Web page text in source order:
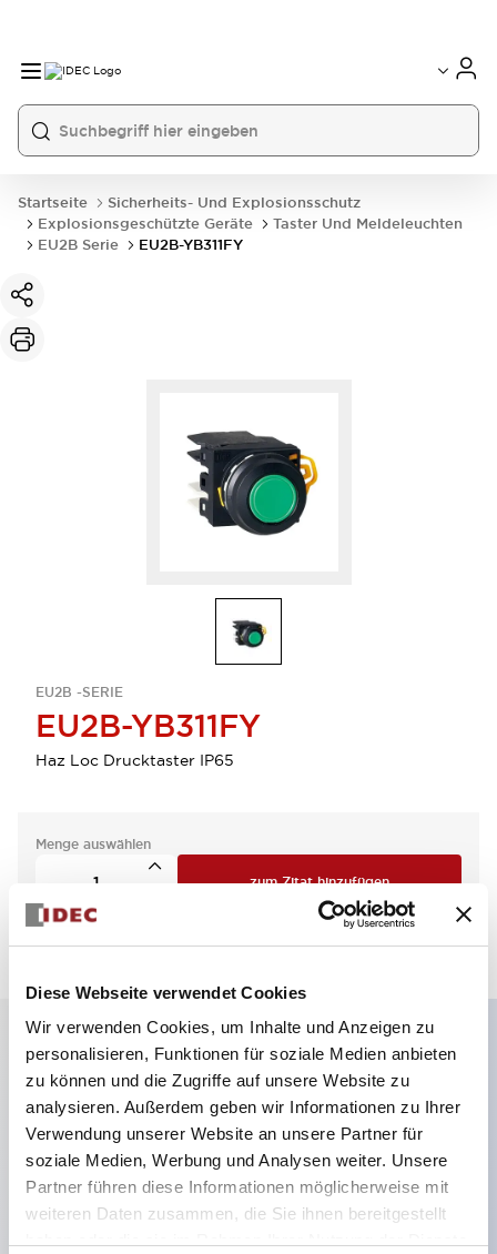
Diese Webseite verwendet Cookies
Wir verwenden Cookies, um Inhalte und Anzeigen zu
personalisieren, Funktionen für soziale Medien anbieten
zu können und die Zugriffe auf unsere Website zu
analysieren. Außerdem geben wir Informationen zu Ihrer
Verwendung unserer Website an unsere Partner für
soziale Medien, Werbung und Analysen weiter. Unsere
Partner führen diese Informationen möglicherweise mit
weiteren Daten zusammen, die Sie ihnen bereitgestellt
Startseite
Sicherheits- Und Explosionsschutz
Explosionsgeschützte Geräte
Taster Und Meldeleuchten
EU2B Serie
EU2B-YB311FY
EU2B -SERIE
EU2B-YB311FY
Haz Loc Drucktaster IP65
Menge auswählen
zum Zitat hinzufügen
Hauptmerkmale
Anwendbar in potenziell explosionsgefährdeten
Atmosphären